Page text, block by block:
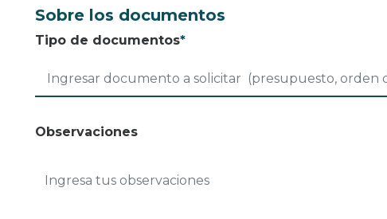
Sobre los documentos
Tipo de documentos*
Observaciones